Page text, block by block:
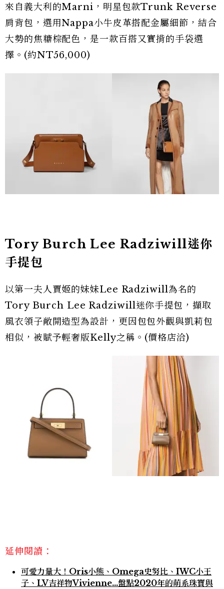
來自義大利的Marni，明星包款Trunk Reverse
肩背包，選用Nappa小牛皮革搭配金屬細節，結合
大勢的焦糖棕配色，是一款百搭又實揹的手袋選
擇。(約NT56,000)
Tory Burch Lee Radziwill迷你
手提包
以第一夫人賈姬的妹妹Lee Radziwill為名的
Tory Burch Lee Radziwill迷你手提包，擷取
風衣領子敞開造型為設計，更因包包外觀與凱莉包
相似，被賦予輕奢版Kelly之稱。(價格店洽)
延伸閱讀：
可愛力量大！Oris小熊、Omega史努比、IWC小王
子、LV吉祥物Vivienne…盤點2020年的萌系珠寶與